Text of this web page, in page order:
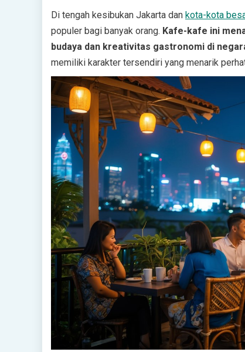
Di tengah kesibukan Jakarta dan kota-kota
populer bagi banyak orang. Kafe-kafe ini
budaya dan kreativitas gastronomi di
memiliki karakter tersendiri yang menarik